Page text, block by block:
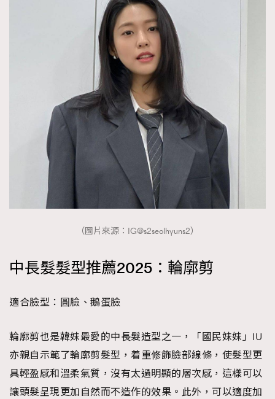
AFrenchMind
DressLikeAParisienne
FashionWeek
（圖片來源：IG@s2seolhyuns2）
中長髮髮型推薦2025：輪廓剪
適合臉型：圓臉、鵝蛋臉
輪廓剪也是韓妹最愛的中長髮造型之一，「國民妹妹」IU
亦親自示範了輪廓剪髮型，着重修飾臉部線條，使髮型更
具輕盈感和溫柔氣質，沒有太過明顯的層次感，這樣可以
讓頭髮呈現更加自然而不造作的效果。此外，可以適度加